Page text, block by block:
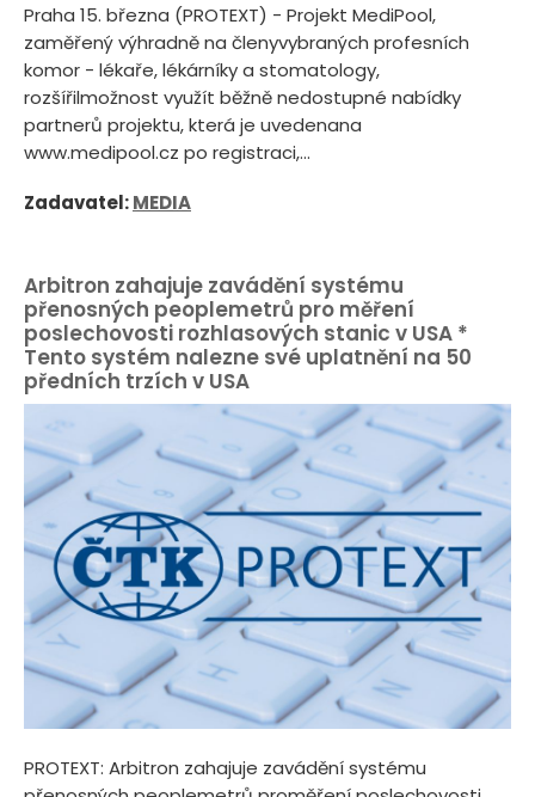
Praha 15. března (PROTEXT) - Projekt MediPool,
zaměřený výhradně na členyvybraných profesních
komor - lékaře, lékárníky a stomatology,
rozšířilmožnost využít běžně nedostupné nabídky
partnerů projektu, která je uvedenana
www.medipool.cz po registraci,...
Zadavatel:MEDIA
Arbitron zahajuje zavádění systému
přenosných peoplemetrů pro měření
poslechovosti rozhlasových stanic v USA *
Tento systém nalezne své uplatnění na 50
předních trzích v USA
PROTEXT: Arbitron zahajuje zavádění systému